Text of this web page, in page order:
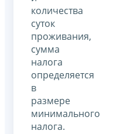
количества
суток
проживания,
сумма
налога
определяется
в
размере
минимального
налога.